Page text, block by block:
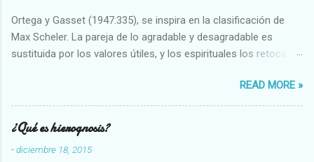
Ortega y Gasset (1947:335), se inspira en la clasificación de
Max Scheler. La pareja de lo agradable y desagradable es
sustituida por los valores útiles, y los espirituales los retoca.
Abundante-Escaso,etc 2 VITALES Sano-Enfermo Selecto-
Vulgar Enérgico-Inerte Fuerte-Débil,etc. 3 ESPIRITUALES a)
Intelectuales Conocimiento-Error Exacto-Aproximado
Evidente-Probable,etc b) Morales Bueno-malo Bondadoso-
malvado Justo-Injusto Escrupuloso-Relajado Leal-Desleal,etc.
READ MORE »
¿Qué es hierognosis?
-diciembre 18, 2015